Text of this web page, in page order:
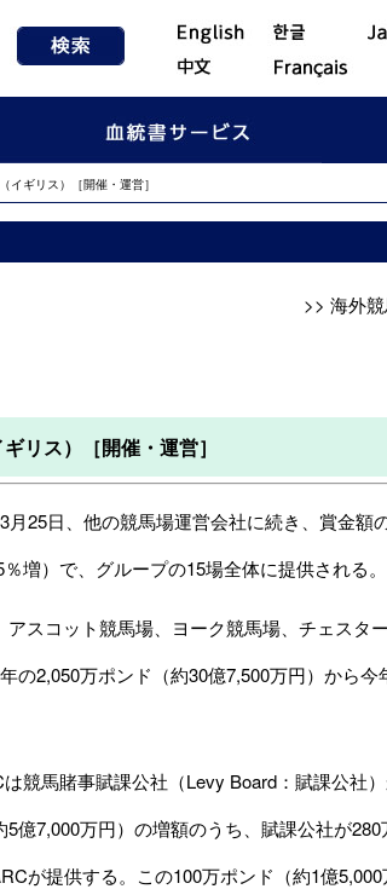
ギリス）［開催・運営］
>> 海外
リス）［開催・運営］
25日、他の競馬場運営会社に続き、賞金額
増）で、グループの15場全体に提供される。
スコット競馬場、ヨーク競馬場、チェスタ
2,050万ポンド（約30億7,500万円）から今
競馬賭事賦課公社（Levy Board：賦課公社
7,000万円）の増額のうち、賦課公社が
が提供する。この100万ポンド（約1億